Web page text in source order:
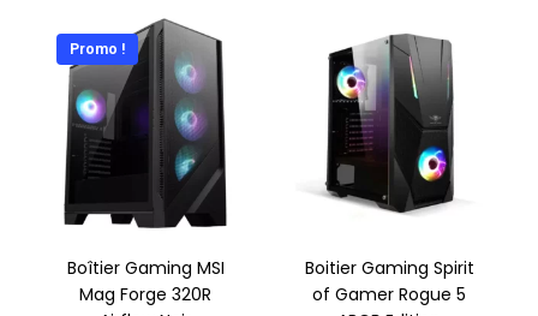
Promo !
Boîtier Gaming MSI
Mag Forge 320R
Boitier Gaming Spirit
of Gamer Rogue 5